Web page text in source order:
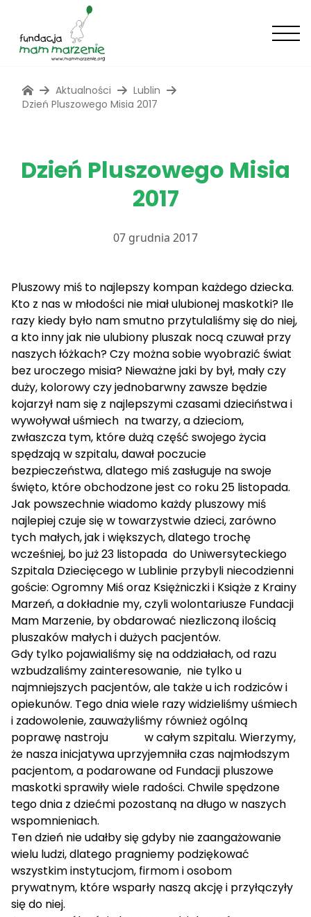
Aktualności
Lublin
Dzień Pluszowego Misia 2017
Dzień Pluszowego Misia
2017
07 grudnia 2017
Pluszowy miś to najlepszy kompan każdego dziecka.
Kto z nas w młodości nie miał ulubionej maskotki? Ile
razy kiedy było nam smutno przytulaliśmy się do niej,
a kto inny jak nie ulubiony pluszak nocą czuwał przy
naszych łóżkach? Czy można sobie wyobrazić świat
bez uroczego misia? Nieważne jaki by był, mały czy
duży, kolorowy czy jednobarwny zawsze będzie
kojarzył nam się z najlepszymi czasami dzieciństwa i
wywoływał uśmiech na twarzy, a dzieciom,
zwłaszcza tym, które dużą część swojego życia
spędzają w szpitalu, dawał poczucie
bezpieczeństwa, dlatego miś zasługuje na swoje
święto, które obchodzone jest co roku 25 listopada.
Jak powszechnie wiadomo każdy pluszowy miś
najlepiej czuje się w towarzystwie dzieci, zarówno
tych małych, jak i większych, dlatego trochę
wcześniej, bo już 23 listopada do Uniwersyteckiego
Szpitala Dziecięcego w Lublinie przybyli niecodzienni
goście: Ogromny Miś oraz Księżniczki i Książe z Krainy
Marzeń, a dokładnie my, czyli wolontariusze Fundacji
Mam Marzenie, by obdarować niezliczoną ilością
pluszaków małych i dużych pacjentów.
Gdy tylko pojawialiśmy się na oddziałach, od razu
wzbudzaliśmy zainteresowanie, nie tylko u
najmniejszych pacjentów, ale także u ich rodziców i
opiekunów. Tego dnia wiele razy widzieliśmy uśmiech
i zadowolenie, zauważyliśmy również ogólną
poprawę nastroju w całym szpitalu. Wierzymy,
że nasza inicjatywa uprzyjemniła czas najmłodszym
pacjentom, a podarowane od Fundacji pluszowe
maskotki sprawiły wiele radości. Chwile spędzone
tego dnia z dziećmi pozostaną na długo w naszych
wspomnieniach.
Ten dzień nie udałby się gdyby nie zaangażowanie
wielu ludzi, dlatego pragniemy podziękować
wszystkim instytucjom, firmom i osobom
prywatnym, które wsparły naszą akcję i przyłączyły
się do niej.